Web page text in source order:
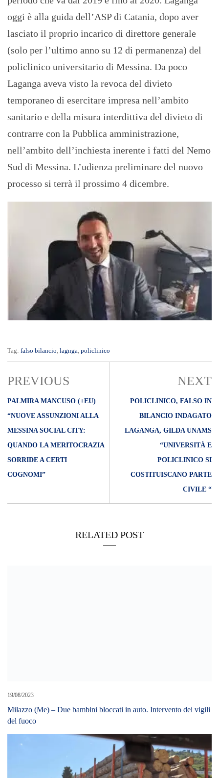
oggi è alla guida dell’ASP di Catania, dopo aver
lasciato il proprio incarico di direttore generale
(solo per l’ultimo anno su 12 di permanenza) del
policlinico universitario di Messina. Da poco
Laganga aveva visto la revoca del divieto
temporaneo di esercitare impresa nell’ambito
sanitario e della misura interdittiva del divieto di
contrarre con la Pubblica amministrazione,
nell’ambito dell’inchiesta inerente i fatti del Nemo
Sud di Messina. L’udienza preliminare del nuovo
processo si terrà il prossimo 4 dicembre.
Tag: falso bilancio, lagnga, policlinico
PREVIOUS
PALMIRA MANCUSO (+EU)
“NUOVE ASSUNZIONI ALLA
MESSINA SOCIAL CITY:
QUANDO LA MERITOCRAZIA
SORRIDE A CERTI
COGNOMI”
NEXT
POLICLINICO, FALSO IN
BILANCIO INDAGATO
LAGANGA, GILDA UNAMS
“UNIVERSITÀ E
POLICLINICO SI
COSTITUISCANO PARTE
CIVILE “
RELATED POST
Autostrade Siciliane, “Io non sono indifferente”: la scure sugli